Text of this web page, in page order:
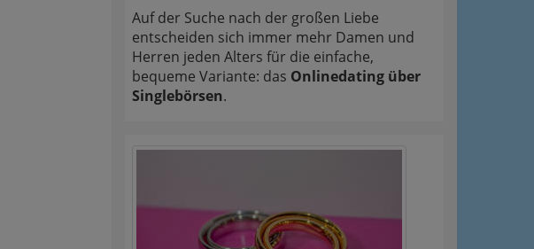
Auf der Suche nach der großen Liebe
entscheiden sich immer mehr Damen und
Herren jeden Alters für die einfache,
bequeme Variante: das Onlinedating über
Singlebörsen.